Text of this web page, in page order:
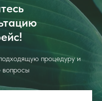
процедуру и
вопросы